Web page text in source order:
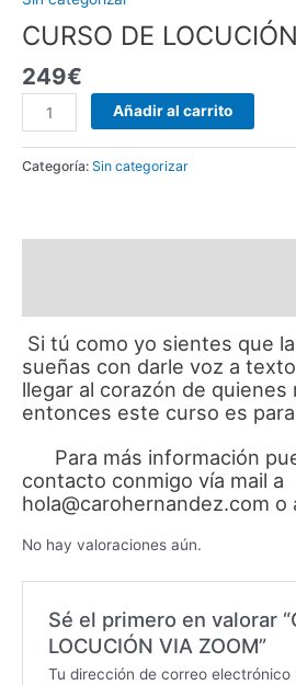
CURSO DE
249€
VIA
ZOOM
Añadir al carrito
Categoría: Sin categorizar
Si tú como yo sientes que
sueñas con darle voz a
llegar al corazón de quienes
entonces este curso es
Para más información
contacto conmigo vía mail a
hola@carohernandez.com o
No hay valoraciones aún.
Sé el primero en valorar
LOCUCIÓN VIA ZOOM”
Tu dirección de correo electrónico